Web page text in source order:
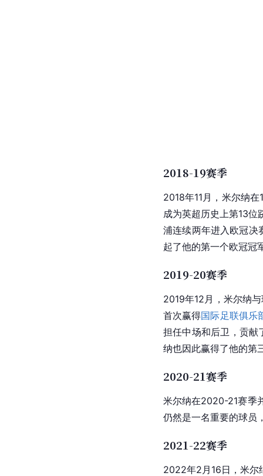
2018-19赛季
2018年11月，米尔纳在
成为英超历史上第13位
浦连续两年进入欧冠决
起了他的第一个欧冠冠
2019-20赛季
2019年12月，米尔纳
首次赢得国际足联俱乐
担任中场和后卫，贡
纳也因此赢得了他的第
2020-21赛季
米尔纳在2020-21赛季
仍然是一名重要的球员
2021-22赛季
2022年2月16日，米尔